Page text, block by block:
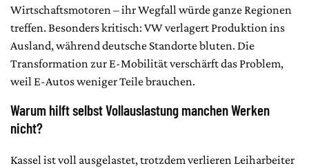
Wirtschaftsmotoren – ihr Wegfall würde ganze Regionen
treffen. Besonders kritisch: VW verlagert Produktion ins
Ausland, während deutsche Standorte bluten. Die
Transformation zur E-Mobilität verschärft das Problem,
weil E-Autos weniger Teile brauchen.
Warum hilft selbst Vollauslastung manchen Werken
nicht?
Kassel ist voll ausgelastet, trotzdem verlieren Leiharbeiter